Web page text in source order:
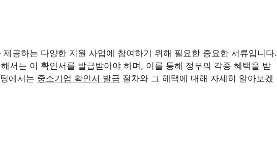
제공하는 다양한 지원 사업에 참여하기 위해 필요한 중요한 서류입니다.
서는 이 확인서를 발급받아야 하며, 이를 통해 정부의 각종 혜택을 받
에서는 중소기업 확인서 발급 절차와 그 혜택에 대해 자세히 알아보겠